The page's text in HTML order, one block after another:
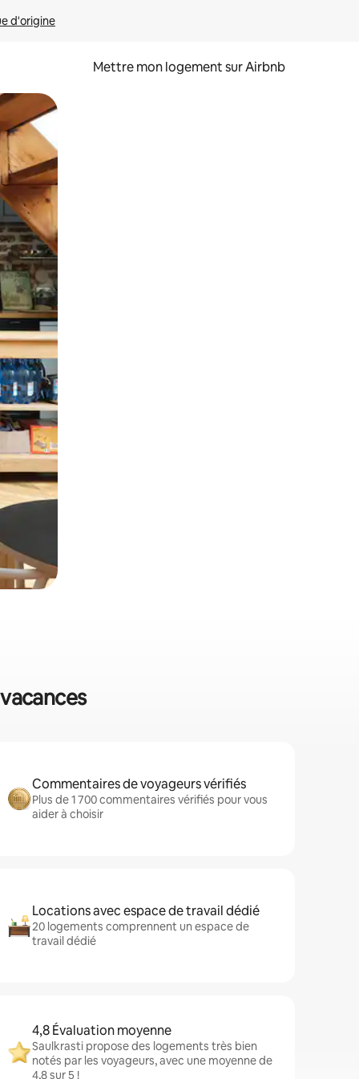
d'origine
Mettre mon logement sur Airbnb
glisser.
Commentaires de voyageurs vérifiés
Plus de 1 700 commentaires vérifiés pour vous
aider à choisir
Locations avec espace de travail dédié
20 logements comprennent un espace de
travail dédié
4,8 Évaluation moyenne
Saulkrasti propose des logements très bien
notés par les voyageurs, avec une moyenne de
4,8 sur 5 !